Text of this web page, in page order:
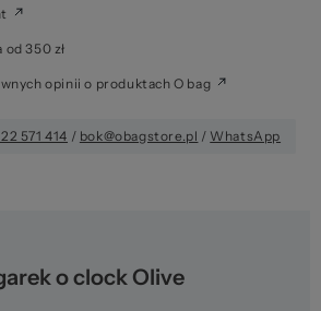
350 zł
opinii o produktach O bag
571 414 / bok@obagstore.pl / WhatsApp
o clock Olive